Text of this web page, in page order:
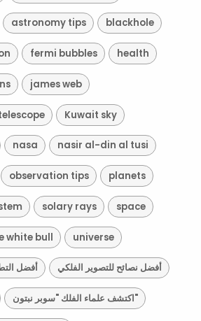
astronomy tips blackhole
fermi bubbles health
james web
Kuwait sky
nasa nasir al-din al tusi
observation tips planets
solary rays space
white bull universe
أفضل أفضل نصائح للتصوير الفلكي
اكتشف علماء الفلك "سوبر نبتون"